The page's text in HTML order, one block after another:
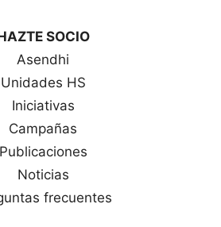
SOCIO
Asendhi
Unidades HS
Iniciativas
Campañas
Publicaciones
Noticias
frecuentes